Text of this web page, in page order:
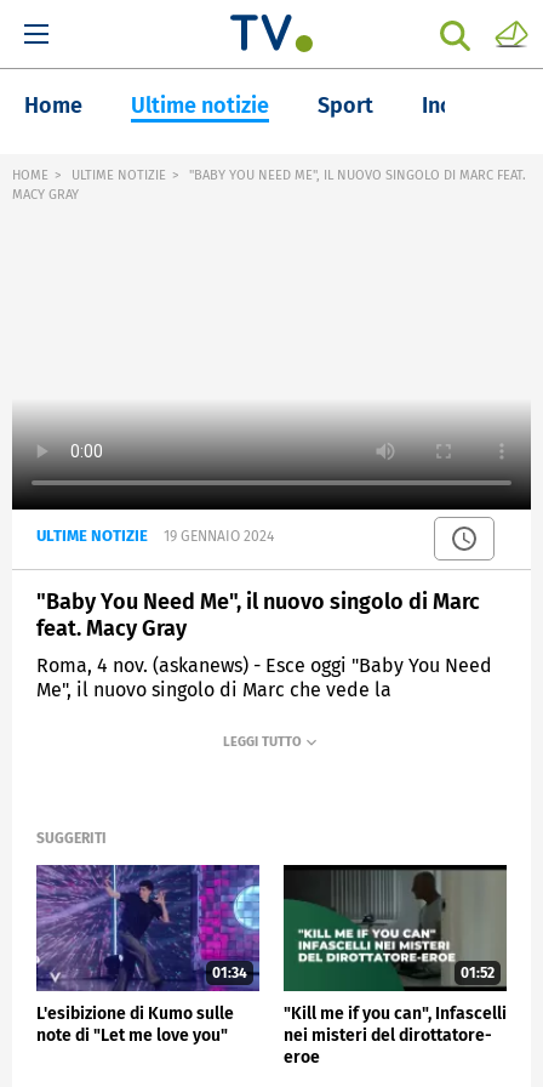
Home Ultime notizie Sport Inchieste
HOME ULTIME NOTIZIE
"BABY YOU NEED ME", IL NUOVO SINGOLO DI MARC FEAT.
MACY GRAY
ULTIME NOTIZIE 19 GENNAIO 2024
"Baby You Need Me", il nuovo singolo di Marc
feat. Macy Gray
Roma, 4 nov. (askanews) - Esce oggi "Baby You Need
Me", il nuovo singolo di Marc che vede la
studio al Liceo Musicale del Collegio Vescovile
Barbarigo di Padova e al Conservatorio A. Buzzolla di
Adria. Per Marc il 2022 rappresenta una svolta
artistica legata alla scoperta di un'attitudine più
contemporanea.
Baby You Need Me è un brano in cui si avverte un
cambio di rotta, un pezzo che mette in risalto una
divertente vocazione post estiva. "Oggi ho più
consapevolezza di me" dichiara Marc. "Un artista
SUGGERITI
01:34
L'esibizione di Kumo sulle
note di "Let me love you"
01:52
"Kill me if you can", Infascelli
nei misteri del dirottatore-
eroe